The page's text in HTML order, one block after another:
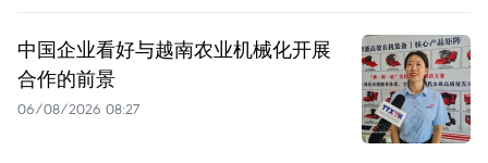
中国企业看好与越南农业机械化开展
合作的前景
06/08/2026 08:27